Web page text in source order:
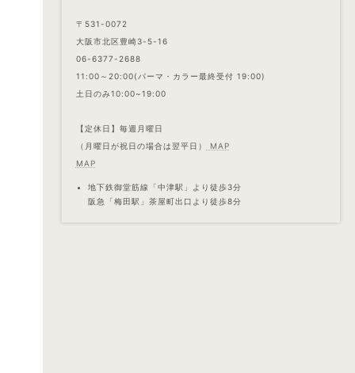
〒531-0072
大阪市北区豊崎3-5-16
06-6377-2688
11:00～20:00(パーマ・カラー最終受付 19:00)
土日のみ10:00~19:00
【定休日】毎週月曜日
（月曜日が祝日の場合は翌平日）
MAP
MAP
地下鉄御堂筋線「中津駅」より徒歩3分
阪急「梅田駅」茶屋町出口より徒歩8分